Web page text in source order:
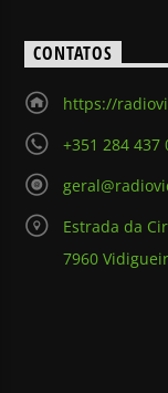
CONTATOS
https://
+351 284 437
Estrada da
7960